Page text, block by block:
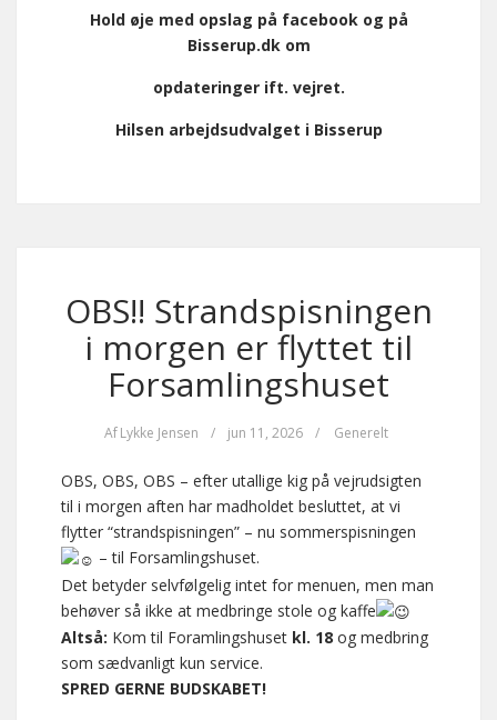
Hold øje med opslag på facebook og på
Bisserup.dk om
opdateringer ift. vejret.
Hilsen arbejdsudvalget i Bisserup
OBS!! Strandspisningen
i morgen er flyttet til
Forsamlingshuset
Af Lykke Jensen / jun 11, 2026 / Generelt
OBS, OBS, OBS – efter utallige kig på vejrudsigten
til i morgen aften har madholdet besluttet, at vi
flytter “strandspisningen” – nu sommerspisningen
– til Forsamlingshuset.
Det betyder selvfølgelig intet for menuen, men man
behøver så ikke at medbringe stole og kaffe
Altså: Kom til Foramlingshuset kl. 18 og medbring
som sædvanligt kun service.
SPRED GERNE BUDSKABET!